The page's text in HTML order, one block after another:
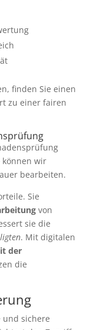
finden Sie einen
zu einer fairen
wir
bearbeiten.
Sie
von
sie die
. Mit digitalen
der
die
und sichere